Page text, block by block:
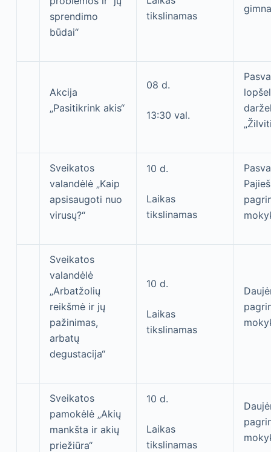
sprendimo
būdai“
tikslinamas
Akcija
„Pasitikrink akis“
08 d.
13:30 val.
Sveikatos
valandėlė „Kaip
apsisaugoti nuo
virusų?“
10 d.
Laikas
tikslinamas
Sveikatos
valandėlė
„Arbatžolių
reikšmė ir jų
pažinimas,
arbatų
degustacija“
10 d.
Laikas
tikslinamas
Sveikatos
pamokėlė „Akių
mankšta ir akių
priežiūra“
10 d.
Laikas
tikslinamas